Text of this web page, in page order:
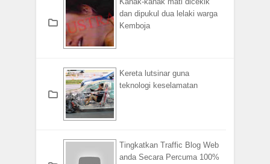
dan dipukul dua lelaki warga
Kemboja
Kereta lutsinar guna
teknologi keselamatan
Tingkatkan Traffic Blog Web
anda Secara Percuma 100%